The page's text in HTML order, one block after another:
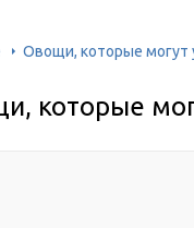
Овощи, которые могут
которые